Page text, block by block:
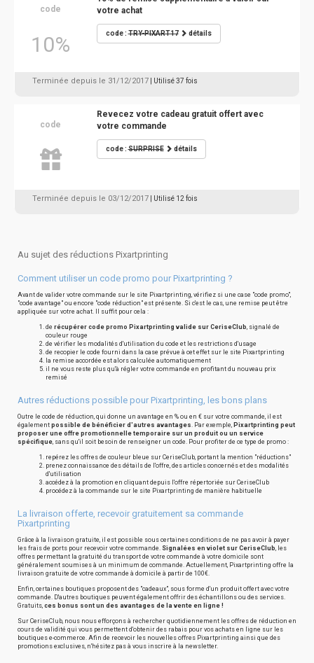
code
10%
votre achat
code :TRY-PIXART17 détails
Terminée depuis le 31/12/2017 | Utilisé 37 fois
code
Revecez votre cadeau gratuit offert avec
votre commande
code :SURPRISE détails
Terminée depuis le 03/12/2017 | Utilisé 12 fois
Au sujet des réductions Pixartprinting
Comment utiliser un code promo pour Pixartprinting ?
Avant de valider votre commande sur le site Pixartprinting, vérifiez si une case "code promo",
"code avantage" ou encore "code réduction" est présente. Si c'est le cas, une remise peut être
appliquée sur votre achat. Il suffit pour cela :
de récupérer code promo Pixartprinting valide sur CeriseClub, signalé de
couleur rouge
de vérifier les modalités d'utilisation du code et les restrictions d'usage
de recopier le code fourni dans la case prévue à cet effet sur le site Pixartprinting
la remise accordée est alors calculée automatiquement
il ne vous reste plus qu'à régler votre commande en profitant du nouveau prix
remisé
Autres réductions possible pour Pixartprinting, les bons plans
Outre le code de réduction, qui donne un avantage en % ou en € sur votre commande, il est
également possible de bénéficier d'autres avantages. Par exemple, Pixartprinting peut
proposer une offre promotionnelle temporaire sur un produit ou un service
spécifique, sans qu'il soit besoin de renseigner un code. Pour profiter de ce type de promo :
repérez les offres de couleur bleue sur CeriseClub, portant la mention "réductions"
prenez connaissance des détails de l'offre, des articles concernés et des modalités
d'utilisation
accédez à la promotion en cliquant depuis l'offre répertoriée sur CeriseClub
procédez à la commande sur le site Pixartprinting de manière habituelle
La livraison offerte, recevoir gratuitement sa commande
Pixartprinting
Grâce à la livraison gratuite, il est possible sous certaines conditions de ne pas avoir à payer
les frais de ports pour recevoir votre commande. Signalées en violet sur CeriseClub, les
offres permettant la gratuité du transport de votre commande à votre domicile sont
généralement soumises à un minimum de commande. Actuellement, Pixartprinting offre la
livraison gratuite de votre commande à domicile à partir de 100€.
Enfin, certaines boutiques proposent des "cadeaux", sous forme d'un produit offert avec votre
commande. D'autres boutiques peuvent également offrir des échantillons ou des services.
Gratuits, ces bonus sont un des avantages de la vente en ligne !
Sur CeriseClub, nous nous efforçons à rechercher quotidiennement les offres de réduction en
cours de validité qui vous permettent d'obtenir des rabais pour vos achats en ligne sur les
boutiques e-commerce. Afin de recevoir les nouvelles offres Pixartprinting ainsi que des
promotions exclusives, n'hésitez pas à vous inscrire à la newsletter.